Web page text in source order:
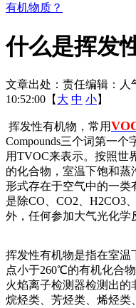
有机物质？
什么是挥发
文章出处： 责任编辑： 人
10:52:00【 大 中 小】
挥发性有机物，常用
Compounds三个词第一
用TVOC来表示。按照
的化合物，室温下饱和蒸
形式存在于空气中的一类
是除CO、CO2、H2CO3
外，任何参加大气光化学
挥发性有机物是指在室温
点小于260℃的有机化合
火焰离子检测器检测出
烷烃类、芳烃类、烯烃类